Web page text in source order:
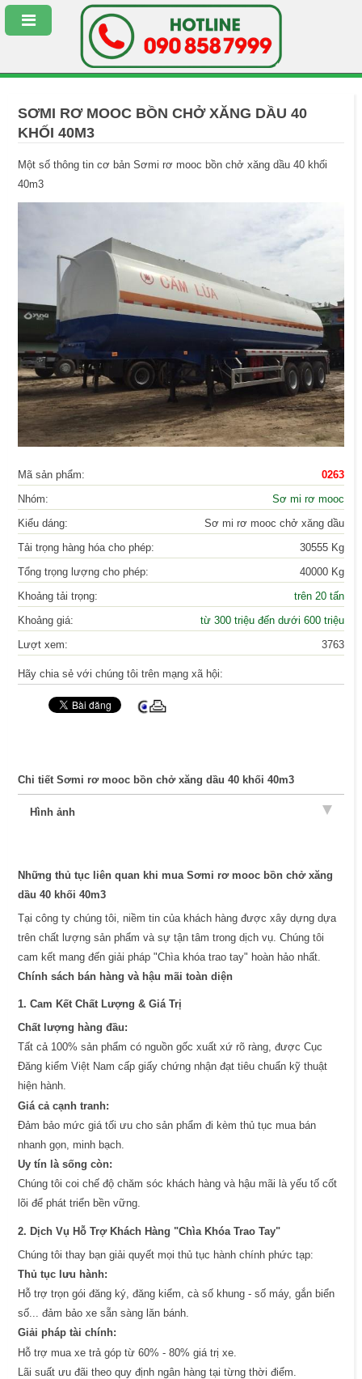
SƠMI RƠ MOOC BỒN CHỞ XĂNG DẦU 40
KHỐI 40M3
Một số thông tin cơ bản Sơmi rơ mooc bồn chở xăng dầu 40 khối
40m3
Mã sản phẩm:
0263
Nhóm:
Sơ mi rơ mooc
Kiểu dáng:
Sơ mi rơ mooc chở xăng dầu
Tải trọng hàng hóa cho phép:
30555 Kg
Tổng trọng lượng cho phép:
40000 Kg
Khoảng tải trọng:
trên 20 tấn
Khoảng giá:
từ 300 triệu đến dưới 600 triệu
Lượt xem:
3763
Hãy chia sẻ với chúng tôi trên mạng xã hội:
Chi tiết Sơmi rơ mooc bồn chở xăng dầu 40 khối 40m3
Hình ảnh
Những thủ tục liên quan khi mua Sơmi rơ mooc bồn chở xăng
dầu 40 khối 40m3
Tại công ty chúng tôi, niềm tin của khách hàng được xây dựng dựa
trên chất lượng sản phẩm và sự tận tâm trong dịch vụ. Chúng tôi
cam kết mang đến giải pháp "Chìa khóa trao tay" hoàn hảo nhất.
Chính sách bán hàng và hậu mãi toàn diện
1. Cam Kết Chất Lượng & Giá Trị
Chất lượng hàng đầu:
Tất cả 100% sản phẩm có nguồn gốc xuất xứ rõ ràng, được Cục
Đăng kiểm Việt Nam cấp giấy chứng nhận đạt tiêu chuẩn kỹ thuật
hiện hành.
Giá cả cạnh tranh:
Đảm bảo mức giá tối ưu cho sản phẩm đi kèm thủ tục mua bán
nhanh gọn, minh bạch.
Uy tín là sống còn:
Chúng tôi coi chế độ chăm sóc khách hàng và hậu mãi là yếu tố cốt
lõi để phát triển bền vững.
2. Dịch Vụ Hỗ Trợ Khách Hàng "Chìa Khóa Trao Tay"
Chúng tôi thay bạn giải quyết mọi thủ tục hành chính phức tạp:
Thủ tục lưu hành:
Hỗ trợ trọn gói đăng ký, đăng kiểm, cà số khung - số máy, gắn biển
số... đảm bảo xe sẵn sàng lăn bánh.
Giải pháp tài chính:
Hỗ trợ mua xe trả góp từ 60% - 80% giá trị xe.
Lãi suất ưu đãi theo quy định ngân hàng tại từng thời điểm.